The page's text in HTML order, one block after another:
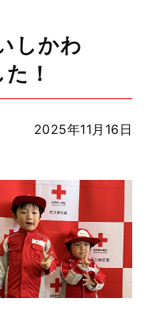
しかわ
！
2025年11月16日